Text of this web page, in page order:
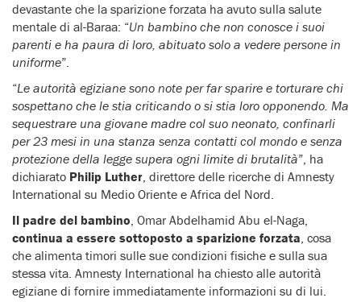
devastante che la sparizione forzata ha avuto sulla salute
mentale di al-Baraa: “Un bambino che non conosce i suoi
parenti e ha paura di loro, abituato solo a vedere persone in
uniforme”.
“Le autorità egiziane sono note per far sparire e torturare chi
sospettano che le stia criticando o si stia loro opponendo. Ma
sequestrare una giovane madre col suo neonato, confinarli
per 23 mesi in una stanza senza contatti col mondo e senza
protezione della legge supera ogni limite di brutalità”, ha
dichiarato Philip Luther, direttore delle ricerche di Amnesty
International su Medio Oriente e Africa del Nord.
Il padre del bambino, Omar Abdelhamid Abu el-Naga,
continua a essere sottoposto a sparizione forzata, cosa
che alimenta timori sulle sue condizioni fisiche e sulla sua
stessa vita. Amnesty International ha chiesto alle autorità
egiziane di fornire immediatamente informazioni su di lui.